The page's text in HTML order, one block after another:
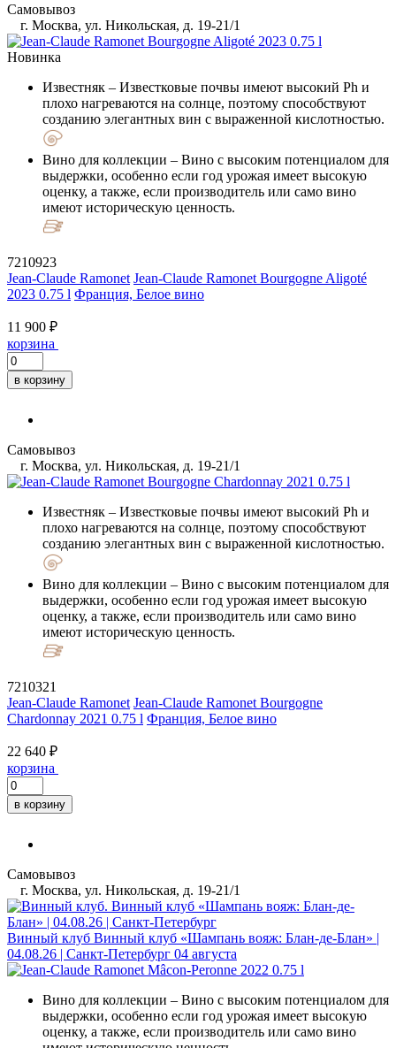
Самовывоз
г. Москва, ул. Никольская, д. 19-21/1
Новинка
Известняк – Известковые почвы имеют высокий Ph и
плохо нагреваются на солнце, поэтому способствуют
созданию элегантных вин с выраженной кислотностью.
Вино для коллекции – Вино с высоким потенциалом для
выдержки, особенно если год урожая имеет высокую
оценку, а также, если производитель или само вино
имеют историческую ценность.
7210923
Jean-Claude Ramonet Jean-Claude Ramonet Bourgogne Aligoté
2023 0.75 l Франция, Белое вино
11 900 ₽
корзина
в корзину
Самовывоз
г. Москва, ул. Никольская, д. 19-21/1
Известняк – Известковые почвы имеют высокий Ph и
плохо нагреваются на солнце, поэтому способствуют
созданию элегантных вин с выраженной кислотностью.
Вино для коллекции – Вино с высоким потенциалом для
выдержки, особенно если год урожая имеет высокую
оценку, а также, если производитель или само вино
имеют историческую ценность.
7210321
Jean-Claude Ramonet Jean-Claude Ramonet Bourgogne
Chardonnay 2021 0.75 l Франция, Белое вино
22 640 ₽
корзина
в корзину
Самовывоз
г. Москва, ул. Никольская, д. 19-21/1
Винный клуб Винный клуб «Шампань вояж: Блан-де-Блан» |
04.08.26 | Санкт-Петербург 04 августа
Вино для коллекции – Вино с высоким потенциалом для
выдержки, особенно если год урожая имеет высокую
оценку, а также, если производитель или само вино